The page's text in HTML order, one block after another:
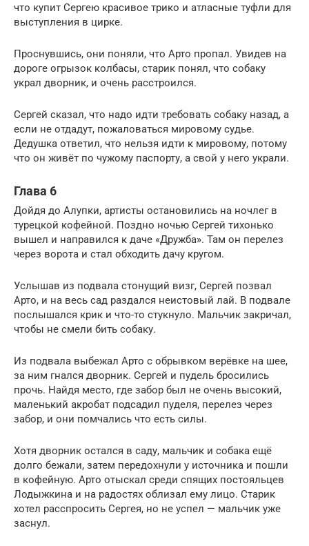
что купит Сергею красивое трико и атласные туфли для
выступления в цирке.
Проснувшись, они поняли, что Арто пропал. Увидев на
дороге огрызок колбасы, старик понял, что собаку
украл дворник, и очень расстроился.
Сергей сказал, что надо идти требовать собаку назад, а
если не отдадут, пожаловаться мировому судье.
Дедушка ответил, что нельзя идти к мировому, потому
что он живёт по чужому паспорту, а свой у него украли.
Глава 6
Дойдя до Алупки, артисты остановились на ночлег в
турецкой кофейной. Поздно ночью Сергей тихонько
вышел и направился к даче «Дружба». Там он перелез
через ворота и стал обходить дачу кругом.
Услышав из подвала стонущий визг, Сергей позвал
Арто, и на весь сад раздался неистовый лай. В подвале
послышался крик и что-то стукнуло. Мальчик закричал,
чтобы не смели бить собаку.
Из подвала выбежал Арто с обрывком верёвке на шее,
за ним гнался дворник. Сергей и пудель бросились
прочь. Найдя место, где забор был не очень высокий,
маленький акробат подсадил пуделя, перелез через
забор, и они помчались что есть силы.
Хотя дворник остался в саду, мальчик и собака ещё
долго бежали, затем передохнули у источника и пошли
в кофейную. Арто отыскал среди спящих постояльцев
Лодыжкина и на радостях облизал ему лицо. Старик
хотел расспросить Сергея, но не успел — мальчик уже
заснул.